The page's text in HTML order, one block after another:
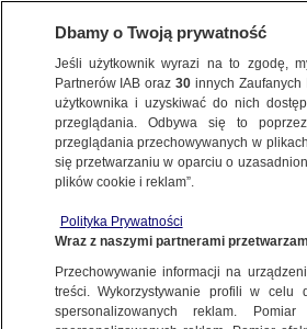
WARSZAWA
BIAŁOŁĘKA
Strzelanina na
za rozbój"
NAJNOWSZE
Modlińska znów
Dbamy o Twoją prywatność
Jeśli użytkownik wyrazi na to zgodę,
Partnerów IAB oraz30 innych
użytkownika i uzyskiwać do nich
przeglądania. Odbywa się to
przeglądania przechowywanych w
się przetwarzaniu w oparciu o
plików cookie i reklam”.
Polityka Prywatności
Wraz z naszymi partnerami
Przechowywanie informacji na
treści. Wykorzystywanie profili w celu
spersonalizowanych reklam.